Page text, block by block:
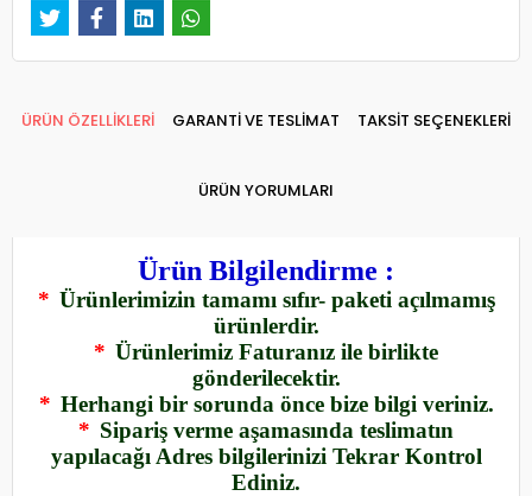
ÜRÜN ÖZELLİKLERİ GARANTİ VE TESLİMAT TAKSİT SEÇENEKLERİ
ÜRÜN YORUMLARI
Ürün Bilgilendirme :
* Ürünlerimizin tamamı sıfır- paketi açılmamış
ürünlerdir.
* Ürünlerimiz Faturanız ile birlikte
gönderilecektir.
* Herhangi bir sorunda önce bize bilgi veriniz.
* Sipariş verme aşamasında teslimatın
yapılacağı Adres bilgilerinizi Tekrar Kontrol
Ediniz.